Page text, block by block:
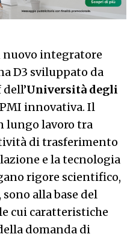
nuovo integratore
D3 sviluppato da
Università degli
innovativa. Il
lungo lavoro tra
di trasferimento
e la tecnologia
rigore scientifico,
alla base del
cui caratteristiche
domanda di